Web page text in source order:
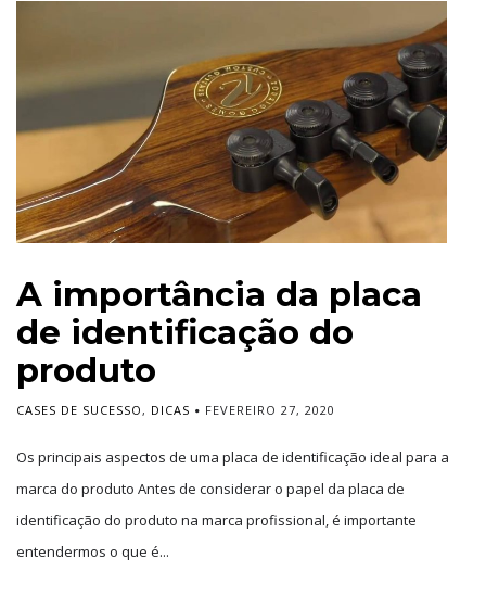
A importância da placa
de identificação do
produto
CASES DE SUCESSO , DICAS FEVEREIRO 27, 2020
Os principais aspectos de uma placa de identificação ideal para a
marca do produto Antes de considerar o papel da placa de
identificação do produto na marca profissional, é importante
entendermos o que é...